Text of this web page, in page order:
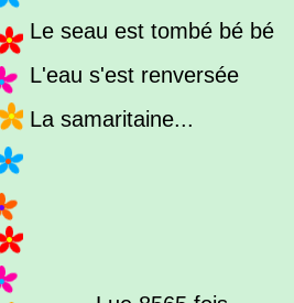
Le seau est tombé bé bé
L'eau s'est renversée
La samaritaine...